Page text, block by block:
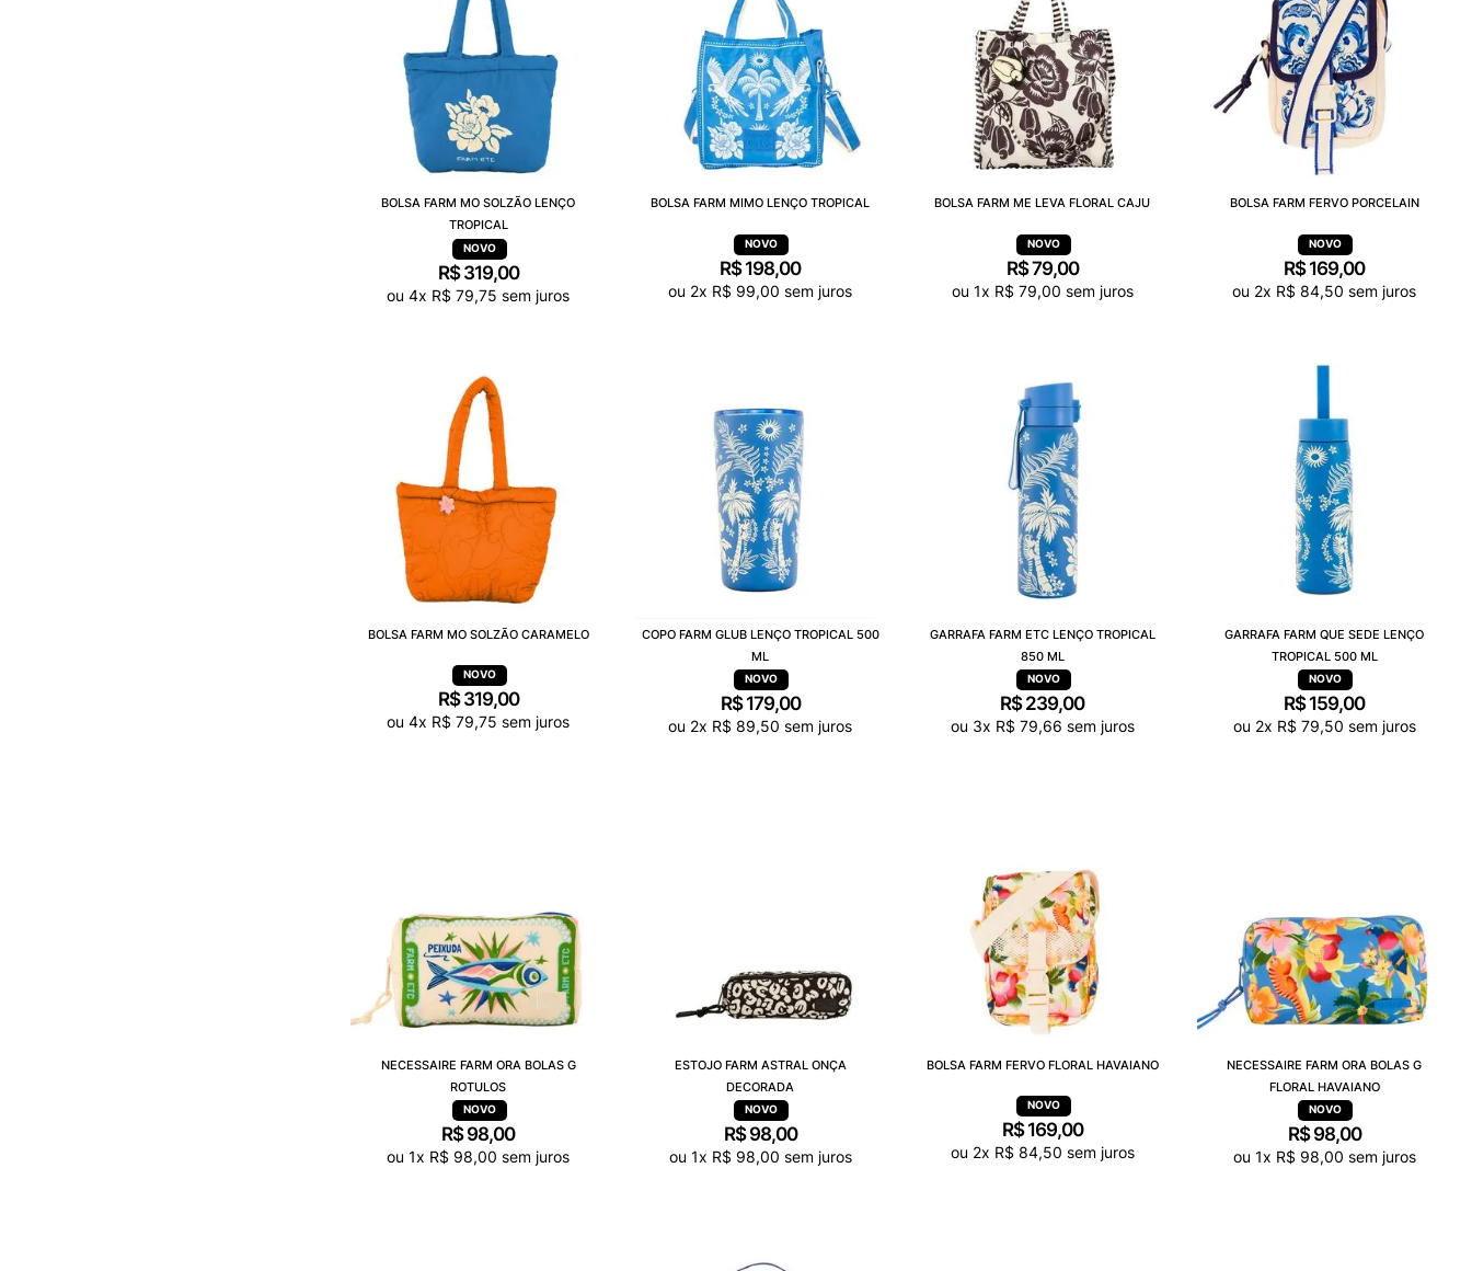
BOLSA FARM MO SOLZÃO LENÇO
TROPICAL
R$ 319,00
ou4x R$ 79,75 sem juros
BOLSA FARM MIMO LENÇO TROPICAL
R$198,00
ou 2x R$ 99,00 sem juros
BOLSA FARM ME LEVA FLORAL CAJU
R$79,00
ou 1x R$ 79,00 sem juros
BOLSA FARM FERVO PORCELAIN
R$169,00
ou 2x R$ 84,50 sem juros
BOLSA FARM MO SOLZÃO CARAMELO
R$ 319,00
ou4x R$ 79,75 sem juros
COPO FARM GLUB LENÇO TROPICAL 500
ML
R$ 179,00
ou 2x R$ 89,50 sem juros
GARRAFA FARM ETC LENÇO TROPICAL
850 ML
R$239,00
ou 3x R$ 79,66 sem juros
GARRAFA FARM QUE SEDE LENÇO
TROPICAL 500 ML
R$159,00
ou 2x R$ 79,50 sem juros
NECESSAIRE FARM ORA BOLAS G
ROTULOS
R$98,00
ou1x R$ 98,00 sem juros
ESTOJO FARM ASTRAL ONÇA
DECORADA
R$ 98,00
ou 1x R$ 98,00 sem juros
BOLSA FARM FERVO FLORAL HAVAIANO
R$ 169,00
ou 2x R$ 84,50 sem juros
NECESSAIRE FARM ORA BOLAS G
FLORAL HAVAIANO
R$ 98,00
ou 1x R$ 98,00 sem juros